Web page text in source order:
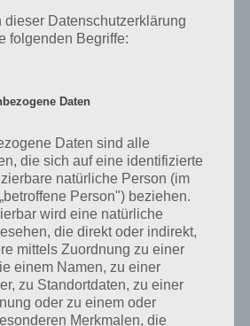
Mousecity & Pine Studio)
Level 10 Walkthrough + All 3 Letters /
dieser Datenschutzerklärung
folgenden Begriffe:
Daten
Daten sind alle
die sich auf eine identifizierte
natürliche Person (im
Person") beziehen.
wird eine natürliche
die direkt oder indirekt,
mittels Zuordnung zu einer
einem Namen, zu einer
zu Standortdaten, zu einer
oder zu einem oder
Merkmalen, die